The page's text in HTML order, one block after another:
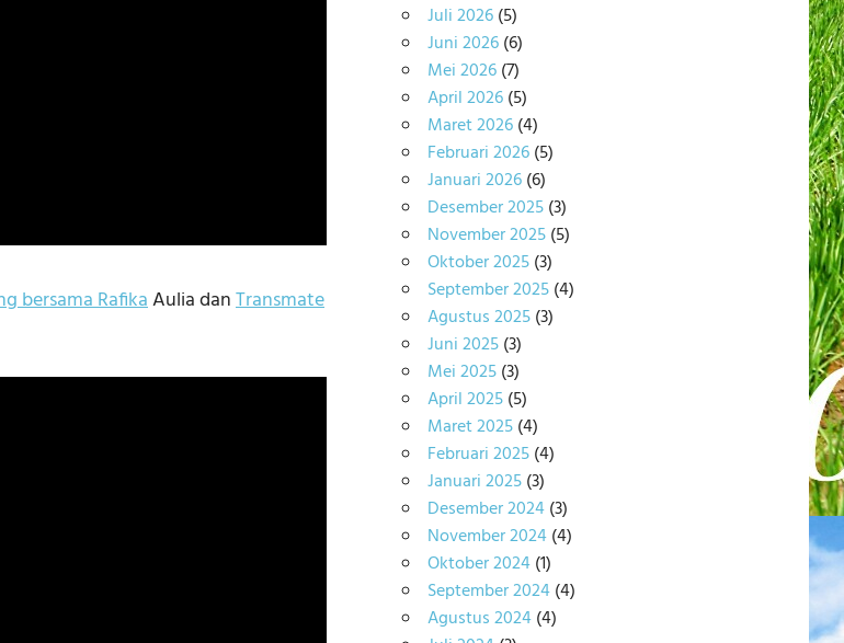
bersama RafikaAulia danTransmate
Juli 2026(5)
Juni 2026(6)
Mei 2026(7)
April 2026(5)
Maret 2026(4)
Februari 2026(5)
Januari 2026(6)
Desember 2025(3)
November 2025(5)
Oktober 2025(3)
September 2025(4)
Agustus 2025(3)
Juni 2025(3)
Mei 2025(3)
April 2025(5)
Maret 2025(4)
Februari 2025(4)
Januari 2025(3)
Desember 2024(3)
November 2024(4)
Oktober 2024(1)
September 2024(4)
Agustus 2024(4)